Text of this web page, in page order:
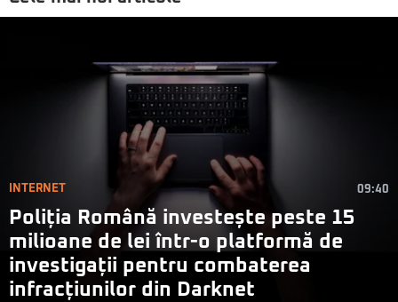
INTERNET 09:40
Poliția Română investește peste 15
milioane de lei într-o platformă de
investigații pentru combaterea
infracțiunilor din Darknet